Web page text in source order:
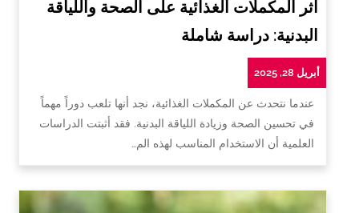
أثر المكملات الغذائية على الصحة واللياقة
البدنية: دراسة شاملة
أبريل 28, 2025
عندما نتحدث عن المكملات الغذائية، نجد أنها تلعب دوراً مهماً
في تحسين الصحة وزيادة اللياقة البدنية. فقد أثبتت الدراسات
العلمية أن الاستخدام المناسب لهذه الم…